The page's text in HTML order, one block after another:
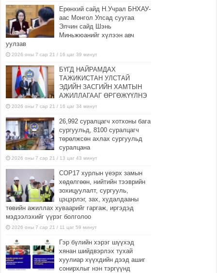
Ерөнхий сайд Н.Учрал БНХАУ-
аас Монгол Улсад суугаа
Элчин сайд Шэнь
Миньжюанийг хүлээн авч
уулзав
2026 оны 7 сар 21 / 16 цаг 39 минут
БҮГД НАЙРАМДАХ
ТАЖИКИСТАН УЛСТАЙ
ЭДИЙН ЗАСГИЙН ХАМТЫН
АЖИЛЛАГААГ ӨРГӨЖҮҮЛНЭ
2026 оны 7 сар 21 / 16 цаг 34 минут
26,992 суралцагч хотхоны бага
сургуульд, 8100 суралцагч
төрөлжсөн ахлах сургуульд
суралцана
2026 оны 7 сар 21 / 13 цаг 43 минут
COP17 хурлын үеэрх замын
хөдөлгөөн, нийтийн тээврийн
зохицуулалт, сургууль,
цэцэрлэг, зах, худалдааны
төвийн ажиллах хуваарийг гаргаж, иргэдэд
мэдээлэхийг үүрэг болголоо
2026 оны 7 сар 21 / 11 цаг 59 минут
Гэр бүлийн хэрэг шүүхэд
хянан шийдвэрлэх тухай
хуулиар хүүхдийн дээд ашиг
сонирхлыг нэн тэргүүнд